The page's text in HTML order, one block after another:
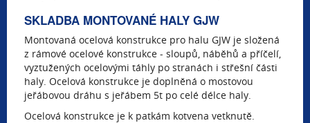
SKLADBA MONTOVANÉ HALY GJW
Montovaná ocelová konstrukce pro halu GJW je složená
z rámové ocelové konstrukce - sloupů, náběhů a příčelí,
vyztužených ocelovými táhly po stranách i střešní části
haly. Ocelová konstrukce je doplněná o mostovou
jeřábovou dráhu s jeřábem 5t po celé délce haly.
Ocelová konstrukce je k patkám kotvena vetknutě.